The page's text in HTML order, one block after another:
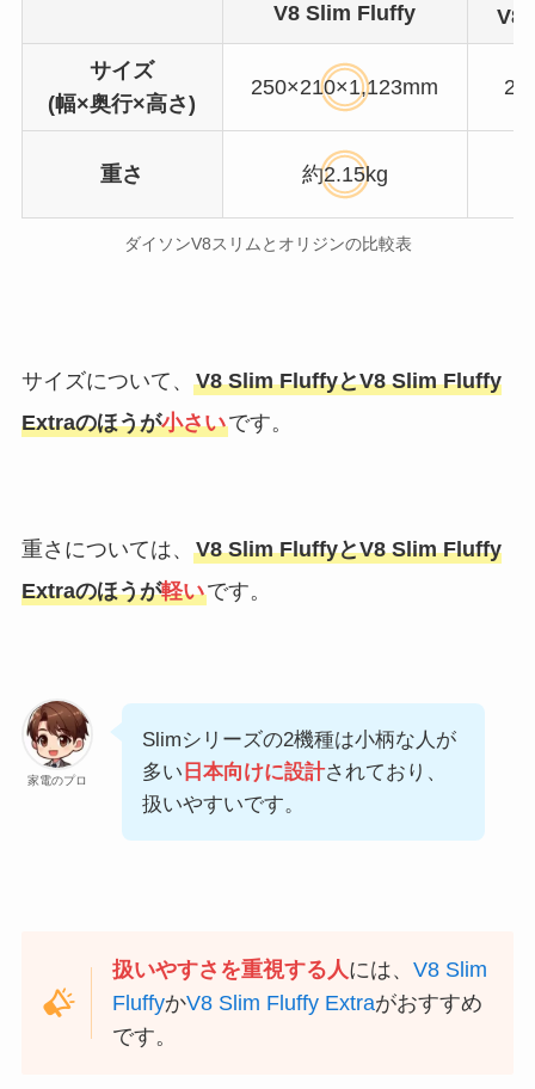
V8 Slim Fluffy V8
サイズ
(幅×奥行×高さ)
250×210×1,123mm
重さ 約2.15kg
ダイソンV8スリムとオリジンの比較表
サイズについて、 V8 Slim FluffyとV8 Slim Fluffy
Extraのほうが小さいです。
重さについては、 V8 Slim FluffyとV8 Slim Fluffy
Extraのほうが軽いです。
家電のプロ
Slimシリーズの2機種は小柄な人が
多い 日本向けに設計されており、
扱いやすいです。
扱いやすさを重視する人 には、V8 Slim
FluffyかV8 Slim Fluffy Extraがおすすめ
です。